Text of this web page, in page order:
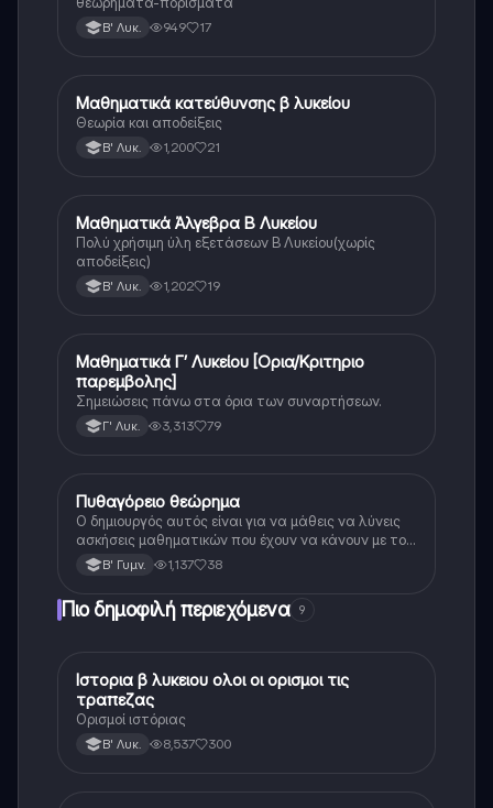
Β' Λυκ. 949 17
Μαθηματικά
Μαθηματικά κατεύθυνσης β λυκείου
Θεωρία και αποδείξεις
Β' Λυκ. 1,200 21
Μαθηματικά
Μαθηματικά Άλγεβρα Β Λυκείου
Πολύ χρήσιμη ύλη εξετάσεων Β Λυκείου(χωρίς
αποδείξεις)
Β' Λυκ. 1,202 19
Μαθηματικά
Μαθηματικά Γ’ Λυκείου [Ορια/Κριτηριο
παρεμβολης]
Σημειώσεις πάνω στα όρια των συναρτήσεων.
Γ' Λυκ. 3,313 79
Μαθηματικά
Πυθαγόρειο θεώρημα
Ο δημιουργός αυτός είναι για να μάθεις να λύνεις
ασκήσεις μαθηματικών που έχουν να κάνουν με το
πυθαγόρειο θεώρημα. Αν διαβάσεις την θεωρία και
μπορέσεις να την κατανοήσεις είμαι σίγουρη ότι θα
Β' Γυμν. 1,137 38
Πιο δημοφιλή περιεχόμενα 9
Ιστορία
Ιστορια β λυκειου ολοι οι ορισμοι τις
τραπεζας
Ορισμοί ιστόριας
Β' Λυκ. 8,537 300